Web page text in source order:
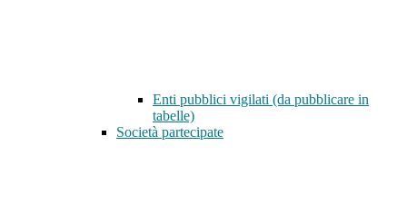
Enti pubblici vigilati (da pubblicare in
tabelle)
Società partecipate